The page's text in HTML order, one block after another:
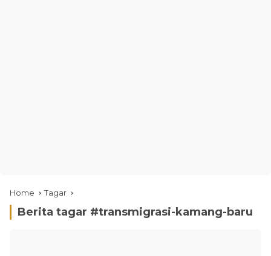
Home Tagar
Berita tagar #transmigrasi-kamang-baru